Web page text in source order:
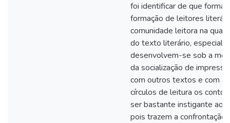
foi identificar de que forma
formação de leitores
comunidade leitora na qual
do texto literário,
desenvolvem-se sob a
da socialização de
com outros textos e com a
círculos de leitura os
ser bastante instigante ao
pois trazem a